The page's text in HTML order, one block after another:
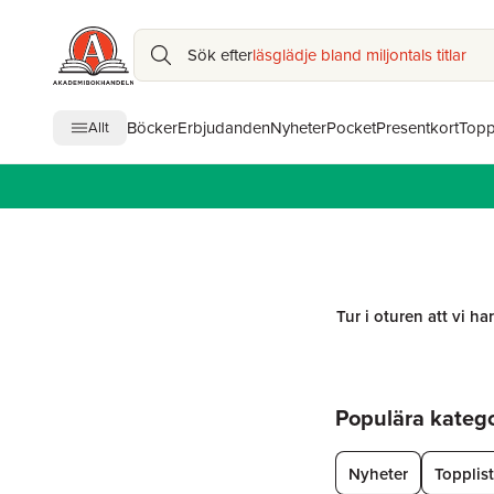
Sök efterläsglädje bland miljontals titlar
Allt BöckerErbjudandenNyheterPocketPresentkort
Tur i oturen att vi
Populära
Nyheter